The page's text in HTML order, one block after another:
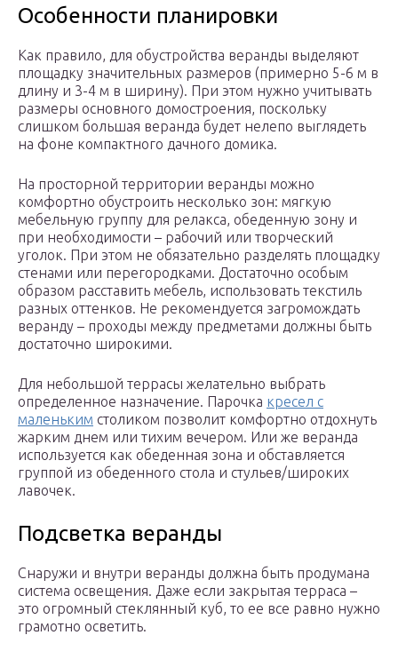
Особенности планировки
Как правило, для обустройства веранды выделяют
площадку значительных размеров (примерно 5-6 м в
длину и 3-4 м в ширину). При этом нужно учитывать
размеры основного домостроения, поскольку
слишком большая веранда будет нелепо выглядеть
на фоне компактного дачного домика.
На просторной территории веранды можно
комфортно обустроить несколько зон: мягкую
мебельную группу для релакса, обеденную зону и
при необходимости – рабочий или творческий
уголок. При этом не обязательно разделять площадку
стенами или перегородками. Достаточно особым
образом расставить мебель, использовать текстиль
разных оттенков. Не рекомендуется загромождать
веранду – проходы между предметами должны быть
достаточно широкими.
Для небольшой террасы желательно выбрать
определенное назначение. Парочка кресел с
маленьким столиком позволит комфортно отдохнуть
жарким днем или тихим вечером. Или же веранда
используется как обеденная зона и обставляется
группой из обеденного стола и стульев/широких
лавочек.
Подсветка веранды
Снаружи и внутри веранды должна быть продумана
система освещения. Даже если закрытая терраса –
это огромный стеклянный куб, то ее все равно нужно
грамотно осветить.